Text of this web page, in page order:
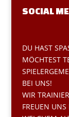
SOCIAL
DU HAST
ÖCHTEST
EI UNS!
WIR
FREUEN